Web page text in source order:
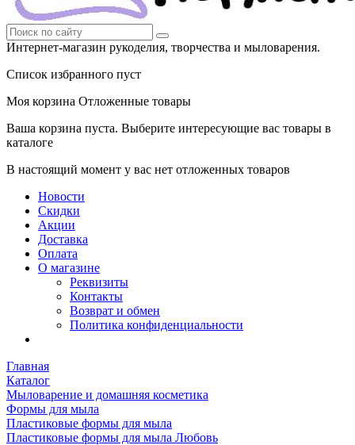
Интернет-магазин рукоделия, творчества и мыловарения.
Список избранного пуст
Моя корзина Отложенные товары
Ваша корзина пуста. Выберите интересующие вас товары в
каталоге
В настоящий момент у вас нет отложенных товаров
Новости
Скидки
Акции
Доставка
Оплата
О магазине
Реквизиты
Контакты
Возврат и обмен
Политика конфиденциальности
Главная
Каталог
Мыловарение и домашняя косметика
Формы для мыла
Пластиковые формы для мыла
Пластиковые формы для мыла Любовь